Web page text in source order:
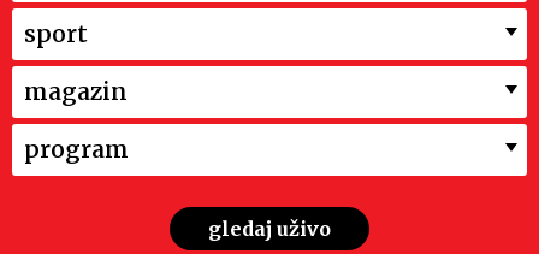
sport
magazin
program
gledaj uživo